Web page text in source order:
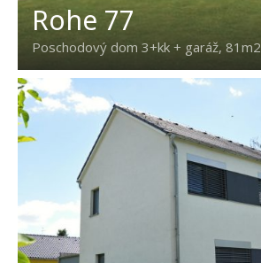
Rohe 77
Poschodový dom 3+kk + garáž, 81m2